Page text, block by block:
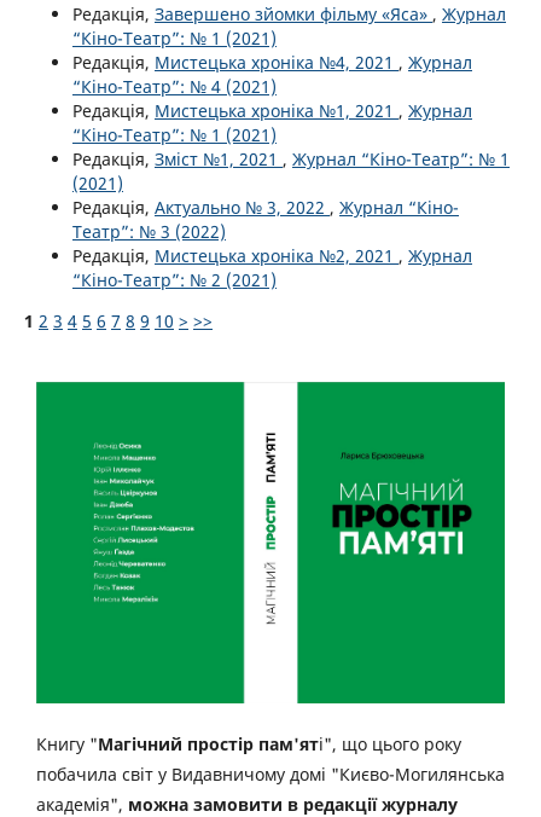
Редакція, Завершено зйомки фільму «Яса» , Журнал
“Кіно-Театр”: № 1 (2021)
Редакція, Мистецька хроніка №4, 2021 , Журнал
“Кіно-Театр”: № 4 (2021)
Редакція, Мистецька хроніка №1, 2021 , Журнал
“Кіно-Театр”: № 1 (2021)
Редакція, Зміст №1, 2021 , Журнал “Кіно-Театр”: № 1
(2021)
Редакція, Актуально № 3, 2022 , Журнал “Кіно-
Театр”: № 3 (2022)
Редакція, Мистецька хроніка №2, 2021 , Журнал
“Кіно-Театр”: № 2 (2021)
1 2 3 4 5 6 7 8 9 10 > >>
Книгу "Магічний простір пам'яті", що цього року
побачила світ у Видавничому домі "Києво-Могилянська
академія", можна замовити в редакції журналу